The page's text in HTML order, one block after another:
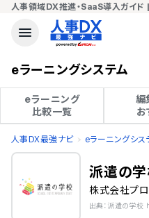
人事領域DX推進・SaaS導入ガイ
eラーニングシステム
eラーニング
比較一覧
編
お
人事DX最強ナビ eラーニングシ
派遣の
株式会社プ
出典：派遣の学